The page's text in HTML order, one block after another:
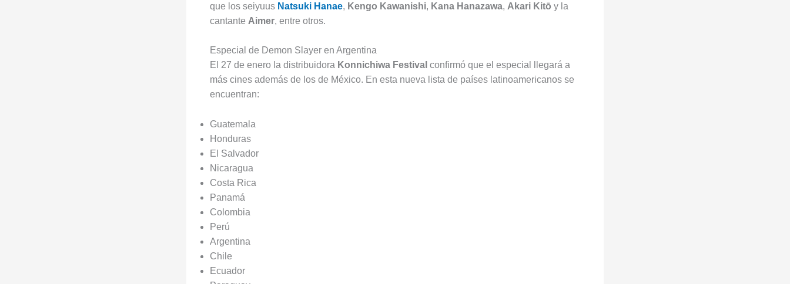
que los seiyuus Natsuki Hanae, Kengo Kawanishi, Kana Hanazawa, Akari Kitō y la
cantante Aimer, entre otros.
Especial de Demon Slayer en Argentina
El 27 de enero la distribuidora Konnichiwa Festival confirmó que el especial llegará a
más cines además de los de México. En esta nueva lista de países latinoamericanos se
encuentran:
Guatemala
Honduras
El Salvador
Nicaragua
Costa Rica
Panamá
Colombia
Perú
Argentina
Chile
Ecuador